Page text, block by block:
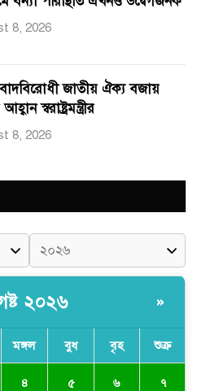
8, 2026
জাতীয় ঐক্য বজায়
স্বরাষ্ট্রমন্ত্রীর
8, 2026
২০২৬ »
মঙ্গল বুধ বৃহ শুক্র
৪ ৫ ৬ ৭